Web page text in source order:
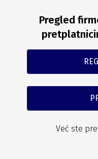
Pregled
Već ste